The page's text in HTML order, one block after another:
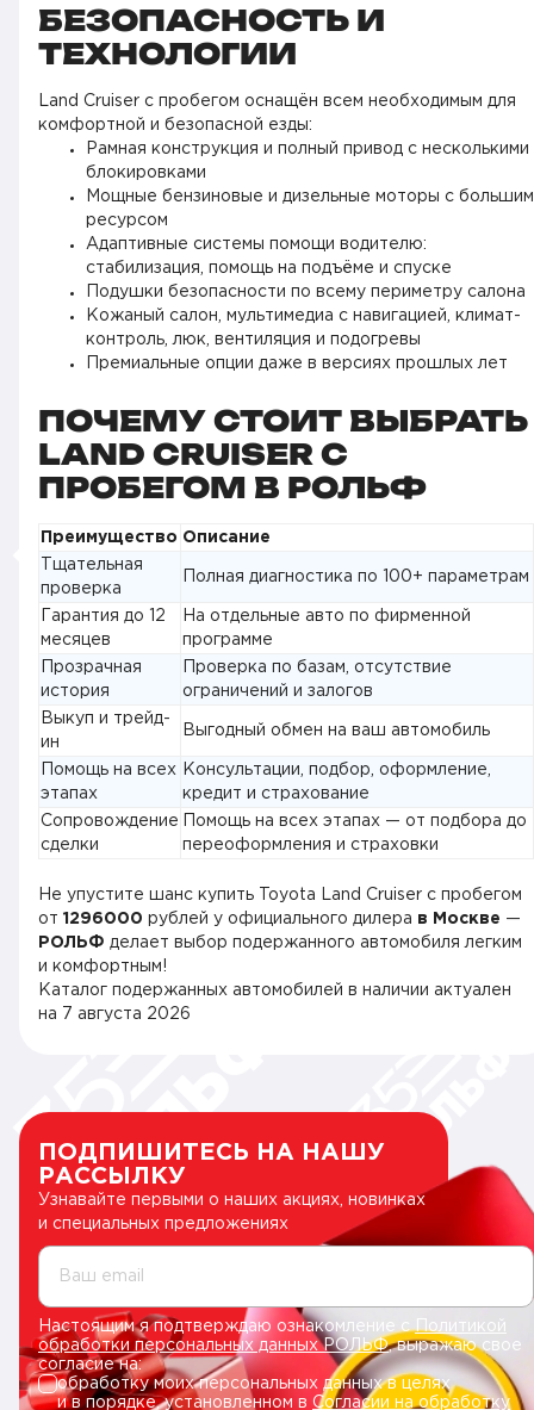
БЕЗОПАСНОСТЬ И
ТЕХНОЛОГИИ
Land Cruiser с пробегом оснащён всем необходимым для
комфортной и безопасной езды:
Рамная конструкция и полный привод с несколькими
блокировками
Мощные бензиновые и дизельные моторы с большим
ресурсом
Адаптивные системы помощи водителю:
стабилизация, помощь на подъёме и спуске
Подушки безопасности по всему периметру салона
Кожаный салон, мультимедиа с навигацией, климат-
контроль, люк, вентиляция и подогревы
Премиальные опции даже в версиях прошлых лет
ПОЧЕМУ СТОИТ ВЫБРАТЬ
LAND CRUISER С
ПРОБЕГОМ В РОЛЬФ
Преимущество Описание
Тщательная
проверка
Полная диагностика по 100+ параметрам
Гарантия до 12
месяцев
На отдельные авто по фирменной
программе
Прозрачная
история
Проверка по базам, отсутствие
ограничений и залогов
Выкуп и трейд-
ин
Выгодный обмен на ваш автомобиль
Помощь на всех
этапах
Консультации, подбор, оформление,
кредит и страхование
Сопровождение
сделки
Помощь на всех этапах — от подбора до
переоформления и страховки
Не упустите шанс купить Toyota Land Cruiser с пробегом
от 1296000 рублей у официального дилера в Москве —
РОЛЬФ делает выбор подержанного автомобиля легким
и комфортным!
Каталог подержанных автомобилей в наличии актуален
на 7 августа 2026
ПОДПИШИТЕСЬ НА НАШУ
РАССЫЛКУ
Узнавайте первыми о наших акциях, новинках
и специальных предложениях
Ваш email
Настоящим я подтверждаю ознакомление сПолитикой
обработки персональных данных РОЛЬФ, выражаю свое
согласие на:
обработку моих персональных данных в целях
и в порядке, установленном в Согласии на обработку